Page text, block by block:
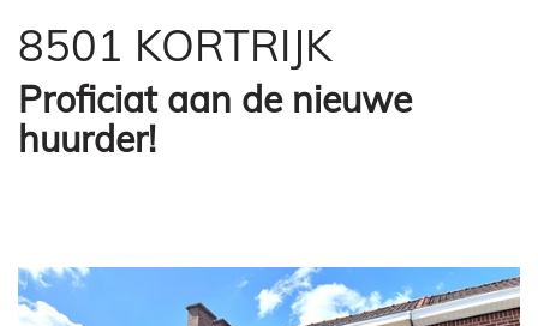
8501 KORTRIJK
Proficiat aan de nieuwe
huurder!